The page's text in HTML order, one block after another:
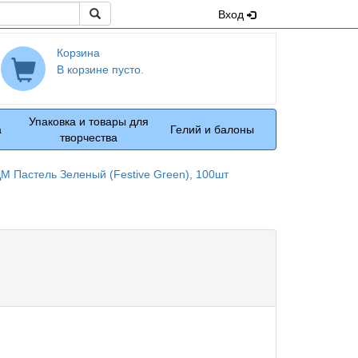
Вход
Корзина
В корзине пусто.
Упаковка и товары для
творчества
Гелий и балоны
Пастель Зеленый (Festive Green), 100шт